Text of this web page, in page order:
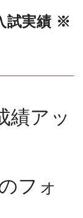
試実績 ※
績アッ
フォ